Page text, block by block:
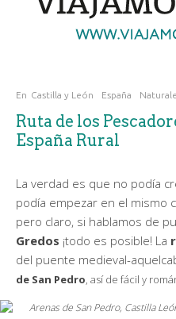
En Castilla y León España
Ruta de los
España Rural
La verdad es que no podía
podía empezar en el mismo
pero claro, si hablamos de
Gredos ¡todo es posible! La
del puente medieval-
de San Pedro, así de fácil y